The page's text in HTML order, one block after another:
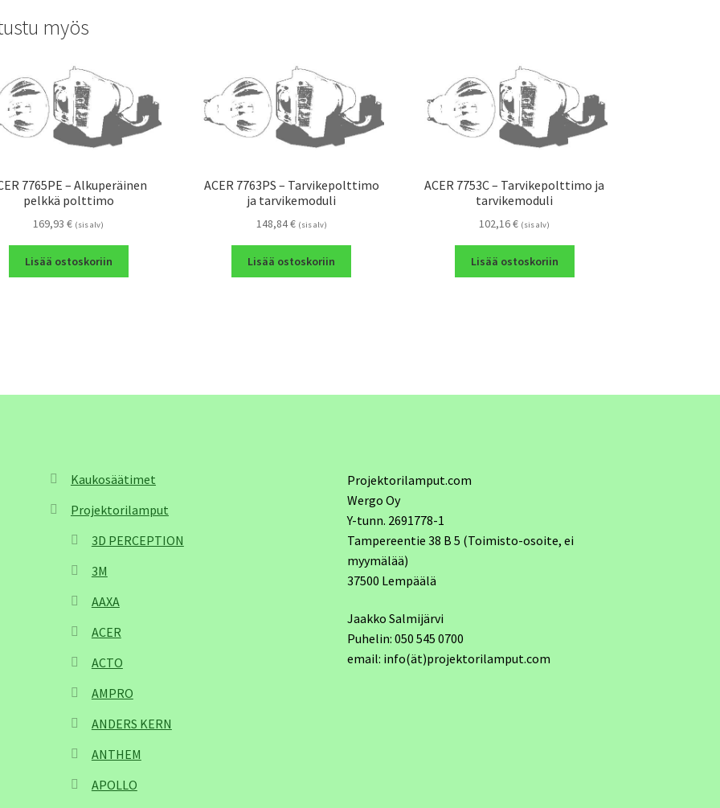
myös
7765PE – Alkuperäinen
pelkkä polttimo
169,93€ (sis alv)
Lisää ostoskoriin
ACER 7763PS – Tarvikepolttimo
ja tarvikemoduli
148,84€ (sis alv)
Lisää ostoskoriin
ACER 7753C – Tarvikepolttimo ja
tarvikemoduli
102,16€ (sis alv)
Lisää ostoskoriin
Kaukosäätimet
Projektorilamput
3D PERCEPTION
3M
AAXA
ACER
ACTO
AMPRO
ANDERS KERN
ANTHEM
APOLLO
Projektorilamput.com
Wergo Oy
Y-tunn. 2691778-1
Tampereentie 38 B 5 (Toimisto-osoite, ei
myymälää)
37500 Lempäälä
Jaakko Salmijärvi
Puhelin: 050 545 0700
email: info(ät)projektorilamput.com